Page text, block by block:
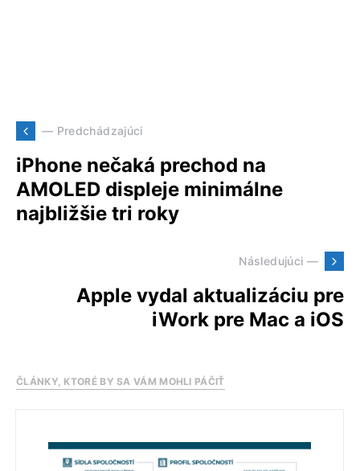
— Predchádzajúci
iPhone nečaká prechod na
AMOLED displeje minimálne
najbližšie tri roky
Následujúci —
Apple vydal aktualizáciu pre
iWork pre Mac a iOS
ČLÁNKY, KTORÉ BY SA VÁM MOHLI PÁČIŤ